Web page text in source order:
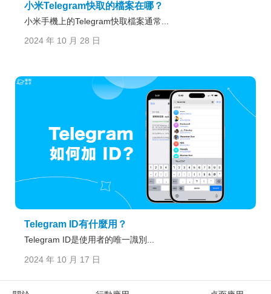
小米Telegram快取的檔案在哪？
小米手機上的Telegram快取檔案通常...
2024 年 10 月 28 日
Telegram ID有什麼用？
Telegram ID是使用者的唯一識別...
2024 年 10 月 17 日